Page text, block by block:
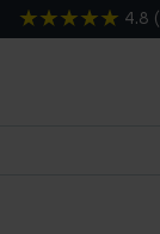
4.8 (